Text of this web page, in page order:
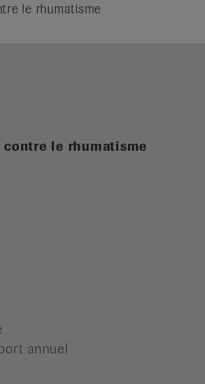
le rhumatisme
le rhumatisme
annuel